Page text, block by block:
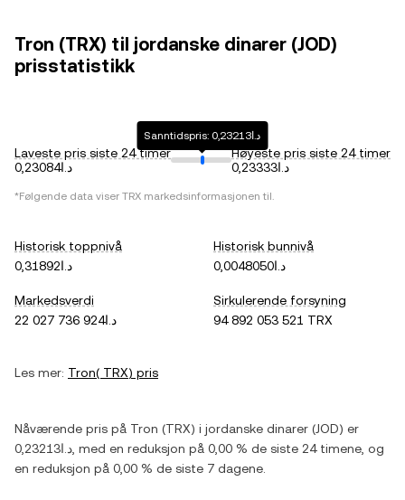
Tron (TRX) til jordanske dinarer (JOD)
prisstatistikk
Laveste pris siste 24 timer
د.ا0,23084
Sanntidspris: د.ا0,23213
Høyeste pris siste 24 timer
د.ا0,23333
*Følgende data viser TRX markedsinformasjonen til.
Historisk toppnivå
د.ا0,31892
Historisk bunnivå
د.ا0,0048050
Markedsverdi
د.ا22 027 736 924
Sirkulerende forsyning
94 892 053 521 TRX
Les mer: Tron( TRX) pris
Nåværende pris på Tron (TRX) i jordanske dinarer (JOD) er
د.ا0,23213 , med en reduksjon på 0,00 % de siste 24 timene, og
en reduksjon på 0,00 % de siste 7 dagene.